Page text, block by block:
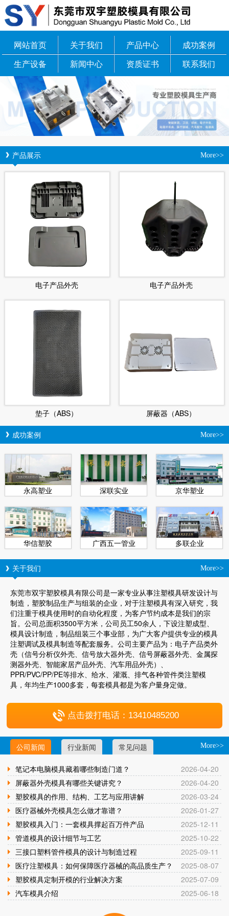
网站首页 关于我们 产品中心
成功案例
生产设备
新闻中心 资质证书 联系我们
More>>
产品展示
电子产品外壳 电子产品外壳
垫子（ABS） 屏蔽器（ABS）
More>>
成功案例
永高塑业 深联实业 京华塑业
华信塑胶 广西五一管业 多联企业
More>>
关于我们
东莞市双宇塑胶模具有限公司是一家专业从事注塑模具研发设计与
制造，塑胶制品生产与组装的企业，对于注塑模具有深入研究，我
们注重于模具使用时的自动化程度，为客户节约成本是我们的宗
旨。公司总面积3500平方米，公司员工50余人，下设注塑成型、
模具设计制造，制品组装三个事业部，为广大客户提供专业的模具
注塑调试及模具制造等配套服务。公司主要产品为：电子产品类外
壳（信号分析仪外壳、信号放大器外壳、信号屏蔽器外壳、金属探
测器外壳、智能家居产品外壳、汽车用品外壳）、
PPR/PVC/PP/PE等排水、给水、灌溉、排气各种管件类注塑模
具，年均生产1000多套，每套模具都是为客户量身定做。
点击拨打电话：13410485200
More>>
公司新闻 行业新闻 常见问题
2026-04-20
笔记本电脑模具藏着哪些制造门道？
2026-04-20
屏蔽器外壳模具有哪些关键讲究？
2026-03-24
塑胶模具的作用、结构、工艺与应用讲解
2026-01-27
医疗器械外壳模具怎么做才靠谱？
2025-12-11
塑胶模具入门：一套模具撑起百万件产品
2025-10-22
管道模具的设计细节与工艺
2025-09-11
三接口塑料管件模具的设计与制造过程
2025-08-07
医疗注塑模具：如何保障医疗器械的高品质生产？
2025-07-09
塑胶模具定制开模的行业解决方案
2025-06-18
汽车模具介绍